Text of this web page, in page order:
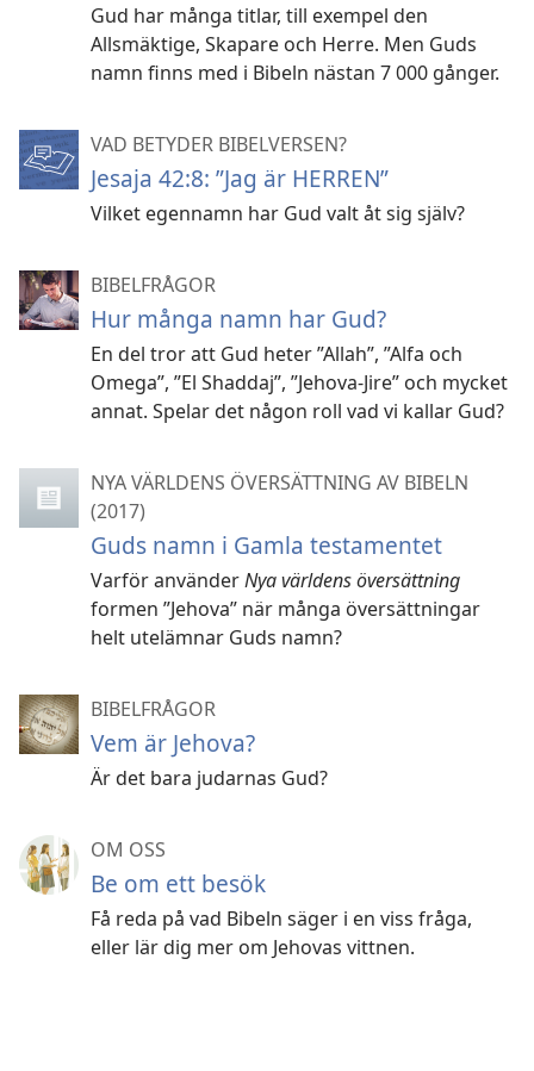
Gud har många titlar, till exempel den
Allsmäktige, Skapare och Herre. Men Guds
namn finns med i Bibeln nästan 7 000 gånger.
VAD BETYDER BIBELVERSEN?
Jesaja 42:8: ”Jag är HERREN”
Vilket egennamn har Gud valt åt sig själv?
BIBELFRÅGOR
Hur många namn har Gud?
En del tror att Gud heter ”Allah”, ”Alfa och
Omega”, ”El Shaddaj”, ”Jehova-Jire” och mycket
annat. Spelar det någon roll vad vi kallar Gud?
NYA VÄRLDENS ÖVERSÄTTNING AV BIBELN
(2017)
Guds namn i Gamla testamentet
Varför använderNya världens översättning
formen ”Jehova” när många översättningar
helt utelämnar Guds namn?
BIBELFRÅGOR
Vem är Jehova?
Är det bara judarnas Gud?
OM OSS
Be om ett besök
Få reda på vad Bibeln säger i en viss fråga,
eller lär dig mer om Jehovas vittnen.